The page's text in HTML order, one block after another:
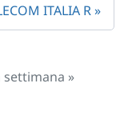
ITALIA R
»